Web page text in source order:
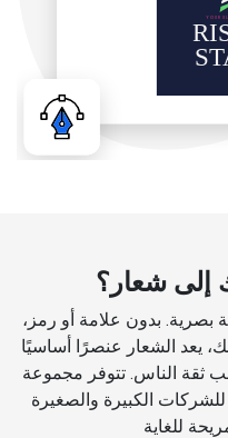
إلى شعار؟
بصرية. بدون علامة أو رمز،
يعد الشعار عنصرًا أساسيًا
ثقة الناس. تتوفر مجموعة
الكبيرة والصغيرة